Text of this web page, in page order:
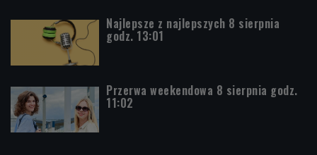
Najlepsze z najlepszych 8 sierpnia
godz. 13:01
Przerwa weekendowa 8 sierpnia godz.
11:02